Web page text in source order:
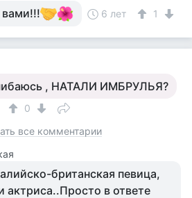
6 лет 1
, НАТАЛИ ИМБРУЛЬЯ?
0
все комментарии
британская певица,
актриса..Просто в ответе